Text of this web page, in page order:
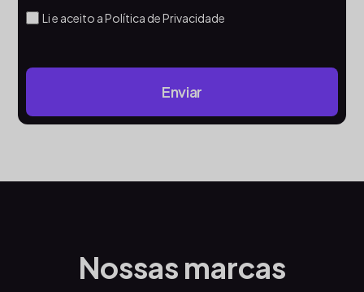
Li e aceito a Política de Privacidade
Nossas marcas